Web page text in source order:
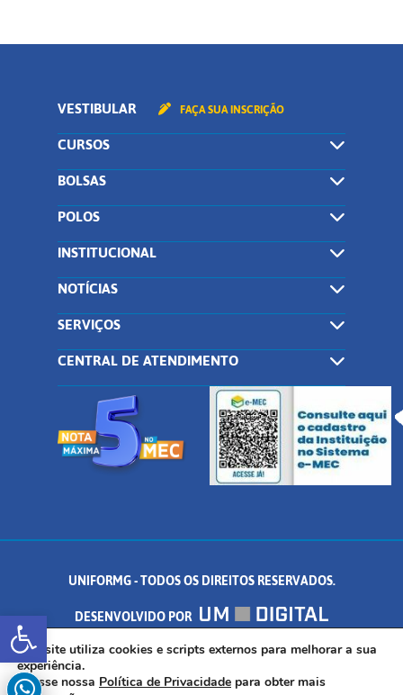
Abrir a barra de ferramentas
VESTIBULAR FAÇA SUA INSCRIÇÃO
CURSOS
BOLSAS
POLOS
INSTITUCIONAL
NOTÍCIAS
SERVIÇOS
CENTRAL DE ATENDIMENTO
UNIFORMG - TODOS OS DIREITOS RESERVADOS.
DESENVOLVIDO POR
AV. DR. ARNALDO DE SENNA, 328 - PALMEIRAS, FORMIGA/MG - CEP:
35.574.530
Este site utiliza cookies e scripts externos para melhorar a sua
experiência.
Acesse nossa Política de Privacidade para obter mais